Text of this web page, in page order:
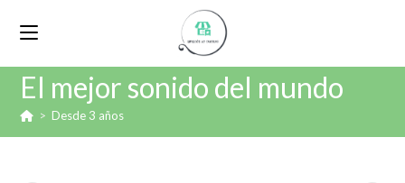
El mejor sonido del mundo
> Desde 3 años